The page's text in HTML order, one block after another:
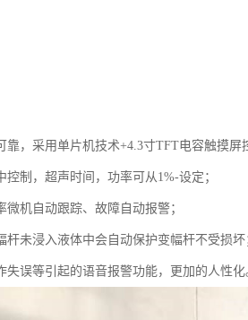
靠，采用单片机技术+4.3寸TFT电容触摸
制，超声时间，功率可从1%-设定；
机自动跟踪、故障自动报警；
未浸入液体中会自动保护变幅杆不受损坏
误等引起的语音报警功能，更加的人性化